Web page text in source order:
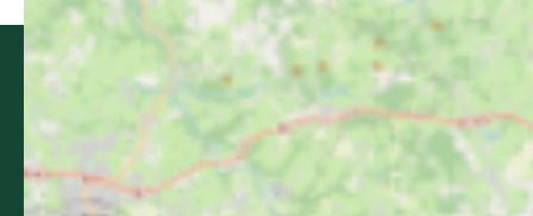
Bastides & Gorges de l’Aveyron
Promenade du Guiraudet
12200 Villefranche-de-Rouergue